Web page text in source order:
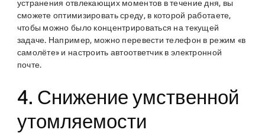
устранения отвлекающих моментов в течение дня, вы
сможете оптимизировать среду, в которой работаете,
чтобы можно было концентрироваться на текущей
задаче. Например, можно перевести телефон в режим «в
самолёте» и настроить автоответчик в электронной
почте.
4. Снижение умственной
утомляемости